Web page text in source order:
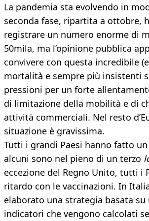
La pandemia sta evolvendo in
seconda fase, ripartita a ottobre,
registrare un numero enorme di
50mila, ma l’opinione pubblica
convivere con questa incredibile
mortalità e sempre più insistenti
pressioni per un forte
di limitazione della mobilità e di
attività commerciali. Nel resto
situazione è gravissima.
Tutti i grandi Paesi hanno fatto
alcuni sono nel pieno di un terzo
eccezione del Regno Unito, tutti i
ritardo con le vaccinazioni. In
elaborato una strategia basata su
indicatori che vengono calcolati